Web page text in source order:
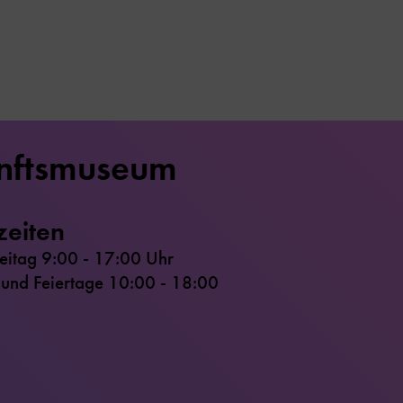
9:00 - 17:00 Uhr
Feiertage 10:00 - 18:00